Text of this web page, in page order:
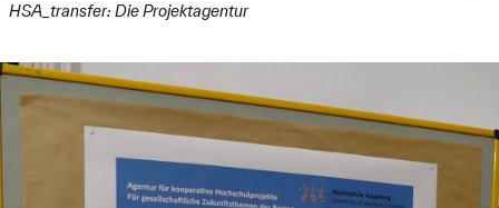
HSA_transfer: Die Projektagentur